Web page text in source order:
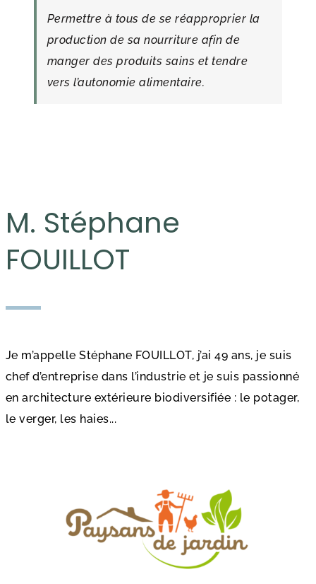
Permettre à tous de se réapproprier la
production de sa nourriture afin de
manger des produits sains et tendre
vers l’autonomie alimentaire.
M. Stéphane
FOUILLOT
Je m’appelle Stéphane FOUILLOT, j’ai 49 ans, je suis
chef d’entreprise dans l’industrie et je suis passionné
en architecture extérieure biodiversifiée : le potager,
le verger, les haies...